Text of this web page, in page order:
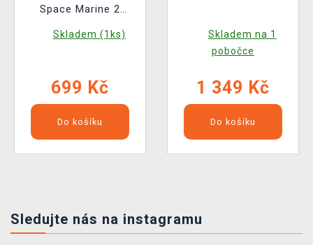
Space Marine 2
Skladem (1ks)
699 Kč
Do košíku
Skladem na 1
pobočce
1 349 Kč
Do košíku
Sledujte nás na instagramu